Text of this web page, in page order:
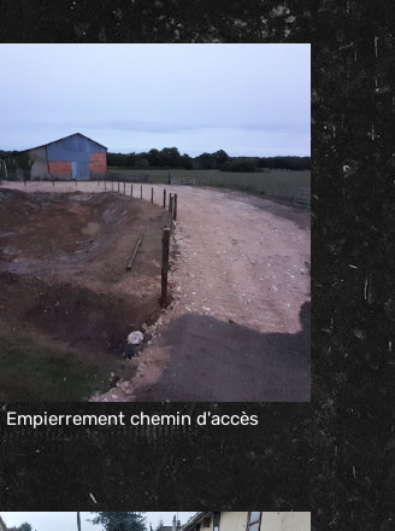
Empierrement chemin d'accès